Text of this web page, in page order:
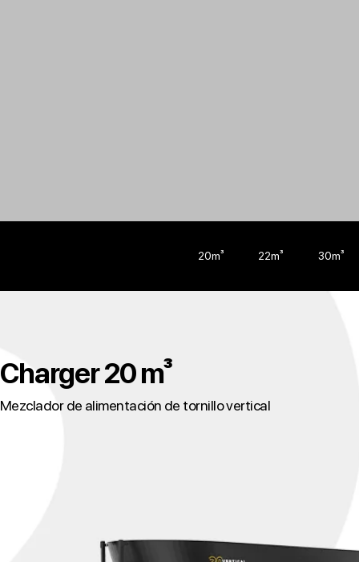
20m³ 22m³ 30m³
Charger 20 m³
Mezclador de alimentación de tornillo vertical